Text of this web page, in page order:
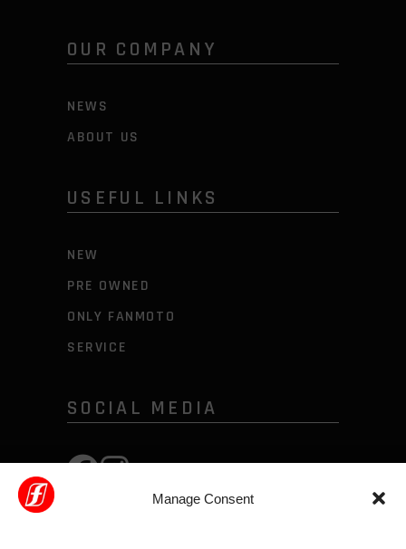
Manage Consent
OUR COMPANY
NEWS
ABOUT US
USEFUL LINKS
NEW
PRE OWNED
ONLY FANMOTO
SERVICE
SOCIAL MEDIA